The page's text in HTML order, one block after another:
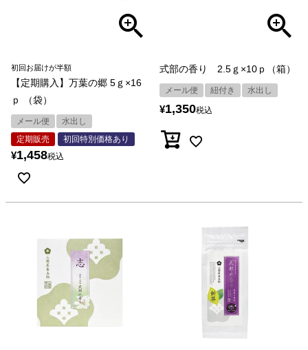
初回お届けが半額
【定期購入】万葉の郷 5ｇ×16
ｐ （袋）
メール便
水出し
定期販売
初回特別価格あり
¥1,458税込
式部の香り 2.5ｇ×10ｐ（箱）
メール便 紐付き 水出し
¥1,350税込